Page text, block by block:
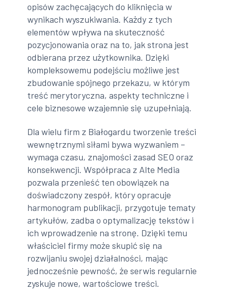
opisów zachęcających do kliknięcia w
wynikach wyszukiwania. Każdy z tych
elementów wpływa na skuteczność
pozycjonowania oraz na to, jak strona jest
odbierana przez użytkownika. Dzięki
kompleksowemu podejściu możliwe jest
zbudowanie spójnego przekazu, w którym
treść merytoryczna, aspekty techniczne i
cele biznesowe wzajemnie się uzupełniają.
Dla wielu firm z Białogardu tworzenie treści
wewnętrznymi siłami bywa wyzwaniem –
wymaga czasu, znajomości zasad SEO oraz
konsekwencji. Współpraca z Alte Media
pozwala przenieść ten obowiązek na
doświadczony zespół, który opracuje
harmonogram publikacji, przygotuje tematy
artykułów, zadba o optymalizację tekstów i
ich wprowadzenie na stronę. Dzięki temu
właściciel firmy może skupić się na
rozwijaniu swojej działalności, mając
jednocześnie pewność, że serwis regularnie
zyskuje nowe, wartościowe treści.